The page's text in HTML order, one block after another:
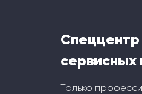
сервисных
Только